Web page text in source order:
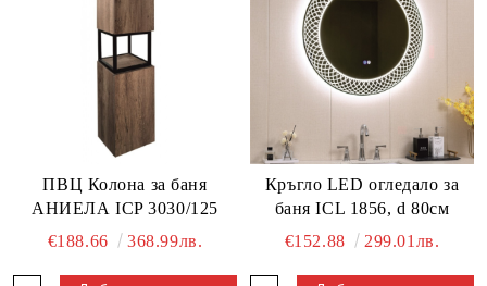
ПВЦ Колона за баня
АНИЕЛА ICP 3030/125
€188.66
368.99лв.
Кръгло LED огледало за
баня ICL 1856, d 80см
€152.88
299.01лв.